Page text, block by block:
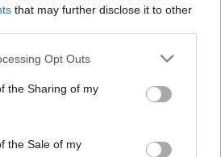
that may further disclose it to other
Opt Outs
the Sharing of my
the Sale of my
per commentare questo
e non rappresenta la linea editoriale
e indipendente. I messaggi inclusi nei
pubblicati senza filtro preventivo. I commenti
esterni verranno rimossi in automatico dal